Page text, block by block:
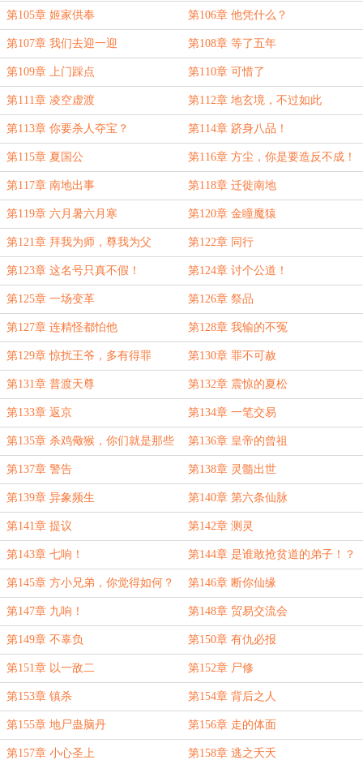
第105章 姬家供奉 第106章 他凭什么？
第107章 我们去迎一迎 第108章 等了五年
第109章 上门踩点 第110章 可惜了
第111章 凌空虚渡 第112章 地玄境，不过如此
第113章 你要杀人夺宝？ 第114章 跻身八品！
第115章 夏国公 第116章 方尘，你是要造反不成！
第117章 南地出事 第118章 迁徙南地
第119章 六月暑六月寒 第120章 金瞳魔猿
第121章 拜我为师，尊我为父 第122章 同行
第123章 这名号只真不假！ 第124章 讨个公道！
第125章 一场变革 第126章 祭品
第127章 连精怪都怕他 第128章 我输的不冤
第129章 惊扰王爷，多有得罪 第130章 罪不可赦
第131章 普渡天尊 第132章 震惊的夏松
第133章 返京 第134章 一笔交易
第135章 杀鸡儆猴，你们就是那些
鸡
第136章 皇帝的曾祖
第137章 警告 第138章 灵髓出世
第139章 异象频生 第140章 第六条仙脉
第141章 提议 第142章 测灵
第143章 七响！ 第144章 是谁敢抢贫道的弟子！？
第145章 方小兄弟，你觉得如何？ 第146章 断你仙缘
第147章 九响！ 第148章 贸易交流会
第149章 不辜负 第150章 有仇必报
第151章 以一敌二 第152章 尸修
第153章 镇杀 第154章 背后之人
第155章 地尸蛊脑丹 第156章 走的体面
第157章 小心圣上 第158章 逃之夭夭